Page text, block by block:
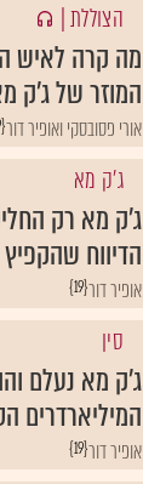
הצוללת|
מה קרה לאיש
המוזר של ג׳ק
{19}אורי פסובסקי ואופיר דור
ג'ק מא
ג׳ק מא רק
הדיווח
{19}אופיר דור
סין
ג'ק מא נעלם
המיליארדרים
{19}אופיר דור